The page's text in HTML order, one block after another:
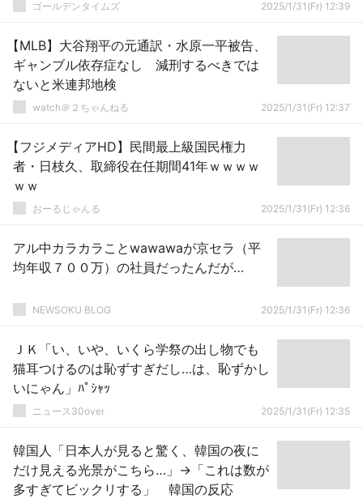
ゴールデンタイムズ 2025/1/31(Fr) 12:39
【MLB】大谷翔平の元通訳・水原一平被告、
ギャンブル依存症なし 減刑するべきでは
ないと米連邦地検
watch＠２ちゃんねる 2025/1/31(Fr) 12:37
【フジメディアHD】民間最上級国民権力
者・日枝久、取締役在任期間41年ｗｗｗｗ
ｗｗ
おーるじゃんる 2025/1/31(Fr) 12:36
アル中カラカラことwawawaが京セラ（平
均年収７００万）の社員だったんだが…
NEWSOKU BLOG 2025/1/31(Fr) 12:36
ＪＫ「い、いや、いくら学祭の出し物でも
猫耳つけるのは恥ずすぎだし…は、恥ずかし
いにゃん」ﾊﾟｼｬｯ
ニュース30over 2025/1/31(Fr) 12:35
韓国人「日本人が見ると驚く、韓国の夜に
だけ見える光景がこちら…」→「これは数が
多すぎてビックリする」 韓国の反応